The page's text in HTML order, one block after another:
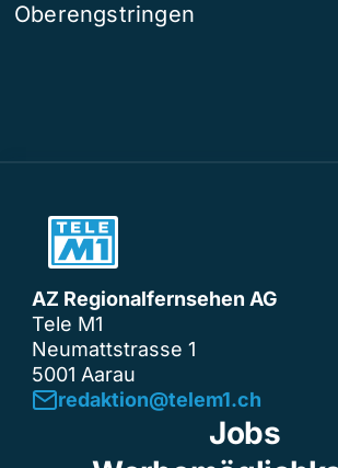
Oberengstringen
AZ Regionalfernsehen AG
Tele M1
Neumattstrasse 1
5001 Aarau
redaktion@telem1.ch
Jobs